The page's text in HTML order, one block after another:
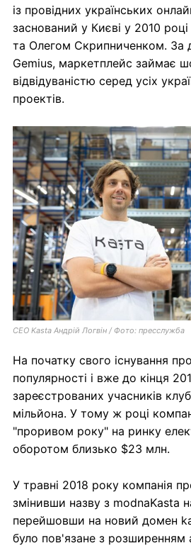
із провідних українських
заснований у Києві у 2010
та Олегом Скрипниченком. За
Gemius, маркетплейс займає
відвідуваністю серед усіх
проектів.
СЕО Kasta Андрій Логвін / Фото: пресслужба
На початку свого існування
популярності і вже до кінця
зареєстрованих учасників
мільйона. У тому ж році
"проривом року" на ринку
оборотом близько $23 млн.
У травні 2018 року компанія
змінивши назву з modnaKasta
перейшовши на новий домен
було пов'язане з розширенням